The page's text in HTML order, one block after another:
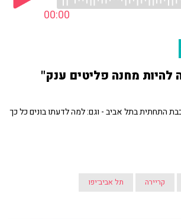
00:00
להיות מחנה פליטים ענק"
התחתית בתל אביב - וגם: למה לדעתו בונים כל כך
קריירה תל אביב־יפו